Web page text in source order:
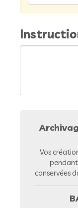
Vos
pendant
conservées